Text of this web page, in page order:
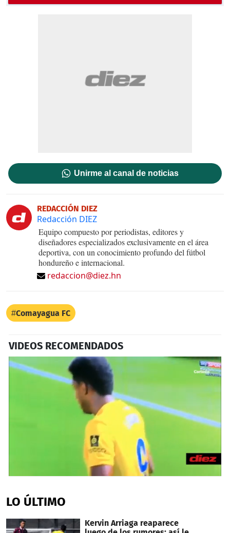
Unirme al canal de noticias
REDACCIÓN DIEZ
Redacción DIEZ
Equipo compuesto por periodistas, editores y
diseñadores especializados exclusivamente en el área
deportiva, con un conocimiento profundo del fútbol
hondureño e internacional.
redaccion@diez.hn
Comayagua FC
VIDEOS RECOMENDADOS
of
25
LO ÚLTIMO
Kervin Arriaga reaparece